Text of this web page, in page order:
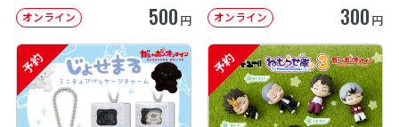
オンライン 500 円 オンライン 300 円
予約 予約